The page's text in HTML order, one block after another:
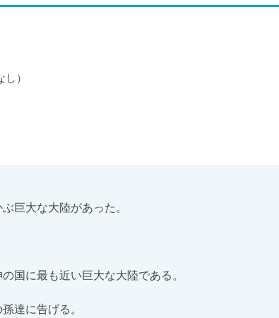
）
巨大な大陸があった。
国に最も近い巨大な大陸である。
達に告げる。